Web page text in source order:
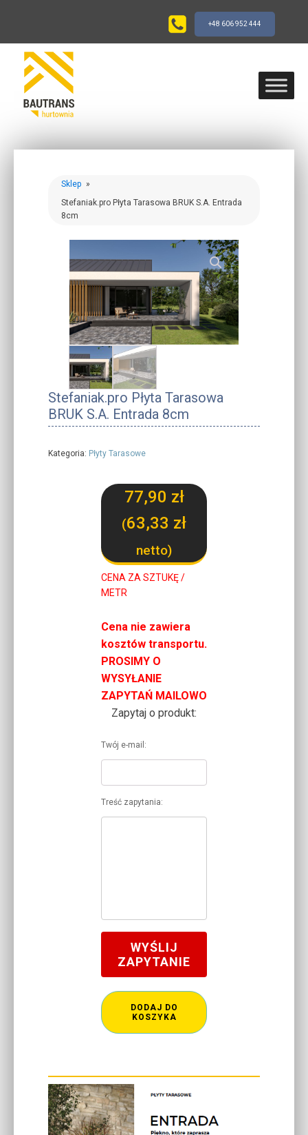
+48 606 952 444
Sklep »
Stefaniak.pro Płyta Tarasowa BRUK S.A. Entrada
8cm
Stefaniak.pro Płyta Tarasowa
BRUK S.A. Entrada 8cm
Kategoria: Płyty Tarasowe
77,90 zł
(63,33 zł
netto)
CENA ZA SZTUKĘ /
METR
Cena nie zawiera
kosztów transportu.
PROSIMY O
WYSYŁANIE
ZAPYTAŃ MAILOWO
Zapytaj o produkt:
Twój e-mail:
Treść zapytania:
WYŚLIJ
ZAPYTANIE
DODAJ DO
KOSZYKA